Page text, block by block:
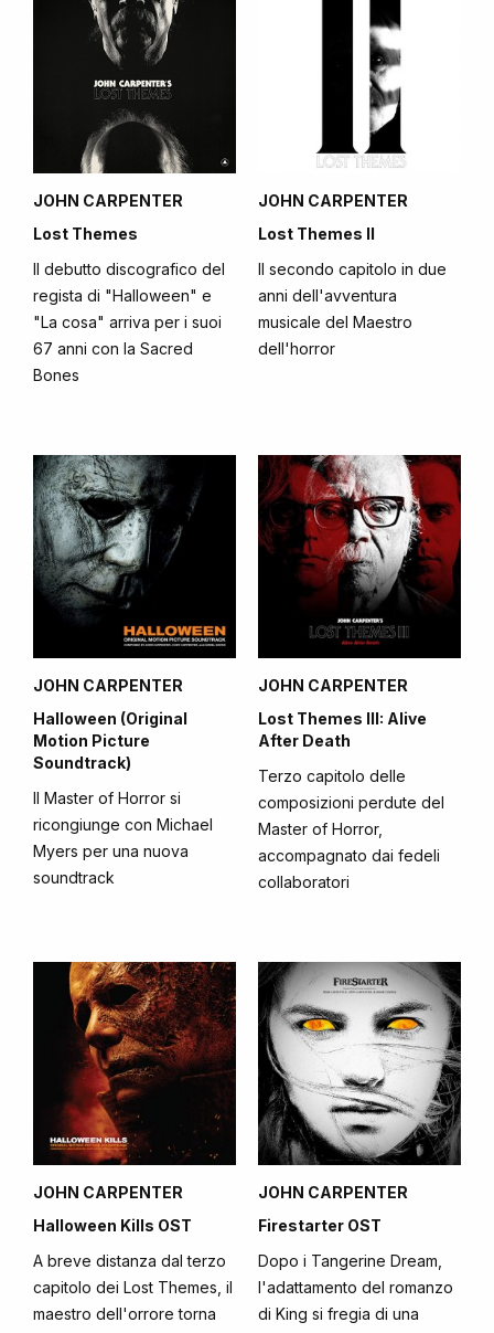
JOHN CARPENTER
Lost Themes
Il debutto discografico del
regista di "Halloween" e
"La cosa" arriva per i suoi
67 anni con la Sacred
Bones
JOHN CARPENTER
Lost Themes II
Il secondo capitolo in due
anni dell'avventura
musicale del Maestro
dell'horror
JOHN CARPENTER
Halloween (Original
Motion Picture
Soundtrack)
Il Master of Horror si
ricongiunge con Michael
Myers per una nuova
soundtrack
JOHN CARPENTER
Lost Themes III: Alive
After Death
Terzo capitolo delle
composizioni perdute del
Master of Horror,
accompagnato dai fedeli
collaboratori
JOHN CARPENTER
Halloween Kills OST
A breve distanza dal terzo
capitolo dei Lost Themes, il
maestro dell'orrore torna
JOHN CARPENTER
Firestarter OST
Dopo i Tangerine Dream,
l'adattamento del romanzo
di King si fregia di una